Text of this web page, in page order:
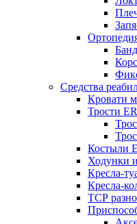
Средства
Кровати
Трости
Костыли
Ходунки
Кресла-
Кресла-
ТСР